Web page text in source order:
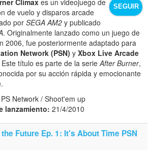
SEGUIR
de vuelo y disparos arcade
porSEGA AM2 y publicado
. Originalmente lanzado como un juego de
2006, fue posteriormente adaptado para
Network (PSN) yXbox Live Arcade
título es parte de la serieAfter Burner,
por su acción rápida y emocionante
PS Network / Shoot'em up
lanzamiento: 21/4/2010
Future Ep. 1: It's About Time PSN